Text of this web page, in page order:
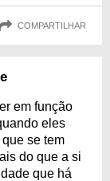
COMPARTILHAR
em função
eles
se tem
do que a si
que há